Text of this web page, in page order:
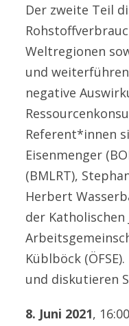
Der zweite Teil
Weltregionen
und
negative
Referent*innen
Eisenmenger
(BMLRT),
Herbert
der Katholischen
Küblböck
und diskutieren
8. Juni 2021,